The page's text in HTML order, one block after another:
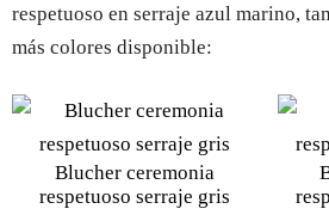
respetuoso en serraje azul marino,
más colores disponible:
Blucher ceremonia
respetuoso serraje gris